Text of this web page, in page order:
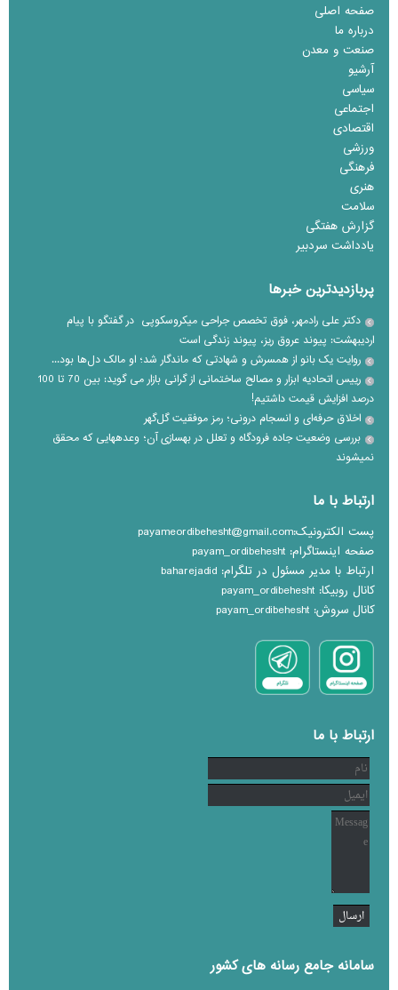
صفحه اصلی
درباره ما
صنعت و معدن
آرشیو
سیاسی
اجتماعی
اقتصادی
ورزشی
فرهنگی
هنری
سلامت
گزارش هفتگی
یادداشت سردبیر
پربازدیدترین خبرها
دکتر علی رادمهر، فوق تخصص جراحی میکروسکوپی در گفتگو با پیام
اردیبهشت: پیوند عروق ریز، پیوند زندگی است
روایت یک بانو از همسرش و شهادتی که ماندگار شد؛ او مالک دل‌ها بود...
رییس اتحادیه ابزار و مصالح ساختمانی از گرانی بازار می گوید: بین 70 تا 100
درصد افزایش قیمت داشتیم!
اخلاق حرفه‌ای و انسجام درونی؛ رمز موفقیت گل‌گهر
بررسی وضعیت جاده فرودگاه و تعلل در بهسازی آن؛ وعده‎هایی که محقق
نمی‎شوند
ارتباط با ما
پست الکترونیک:payameordibehesht@gmail.com
صفحه اینستاگرام: payam_ordibehesht
ارتباط با مدیر مسئول در تلگرام: baharejadid
کانال روبیکا: payam_ordibehesht
کانال سروش: payam_ordibehesht
ارتباط با ما
سامانه جامع رسانه های کشور